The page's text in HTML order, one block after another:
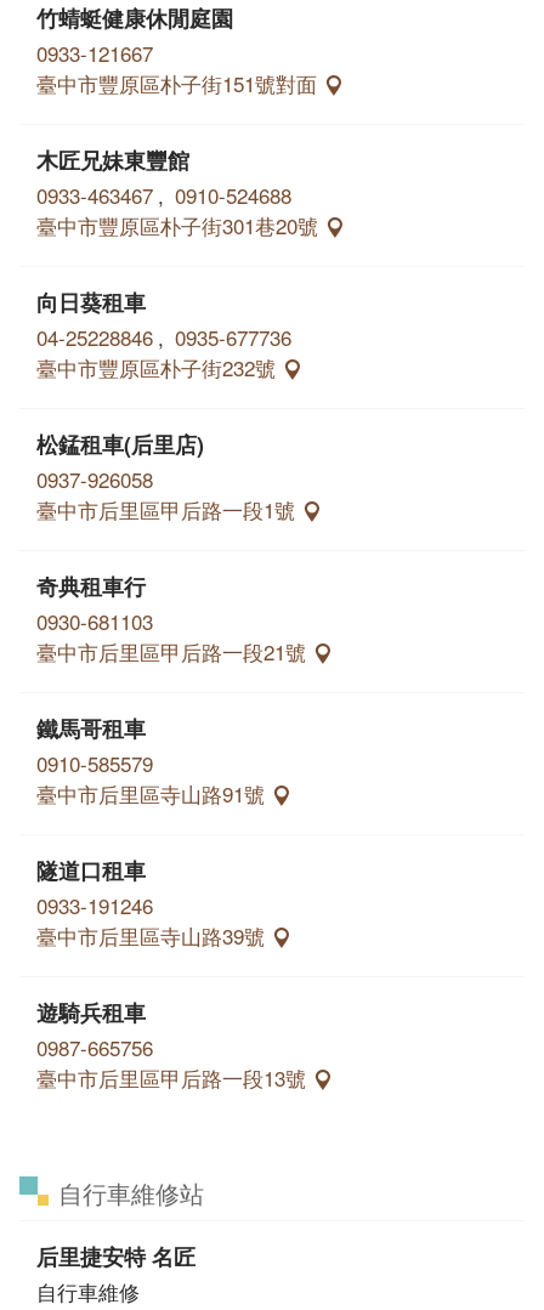
竹蜻蜓健康休閒庭園
0933-121667
臺中市豐原區朴子街151號對面
木匠兄妹東豐館
0933-463467 , 0910-524688
臺中市豐原區朴子街301巷20號
向日葵租車
04-25228846 , 0935-677736
臺中市豐原區朴子街232號
松錳租車(后里店)
0937-926058
臺中市后里區甲后路一段1號
奇典租車行
0930-681103
臺中市后里區甲后路一段21號
鐵馬哥租車
0910-585579
臺中市后里區寺山路91號
隧道口租車
0933-191246
臺中市后里區寺山路39號
遊騎兵租車
0987-665756
臺中市后里區甲后路一段13號
自行車維修站
后里捷安特 名匠
自行車維修